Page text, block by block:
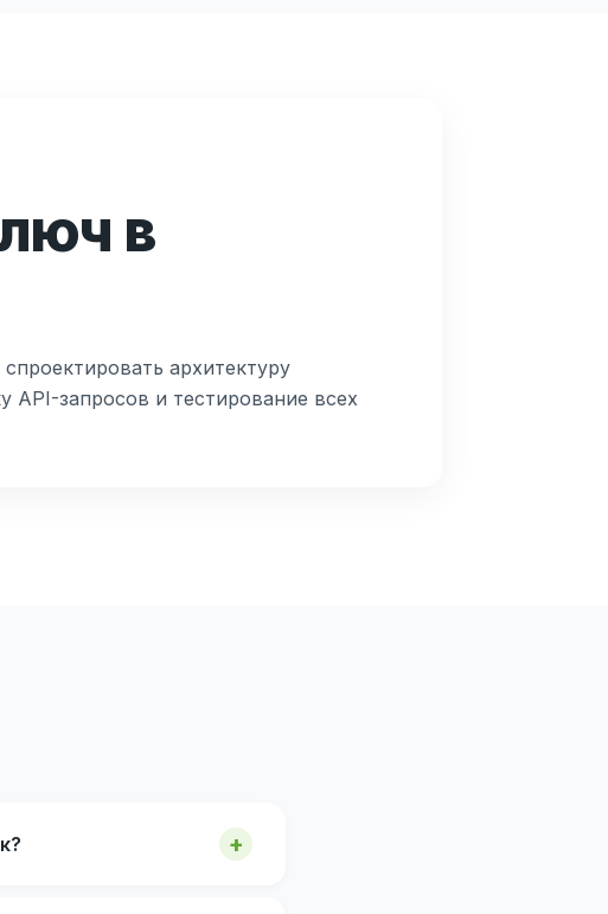
в
архитектуру
запросов и тестирование всех